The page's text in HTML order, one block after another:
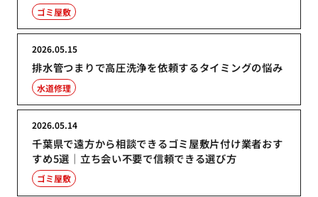
ゴミ屋敷
排水管つまりで高圧洗浄を依頼するタイミングの悩み
2026.05.15
水道修理
千葉県で遠方から相談できるゴミ屋敷片付け業者おす
すめ5選｜立ち会い不要で信頼できる選び方
2026.05.14
ゴミ屋敷